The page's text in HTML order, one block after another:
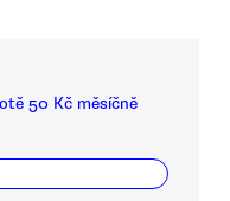
50 Kč měsíčně